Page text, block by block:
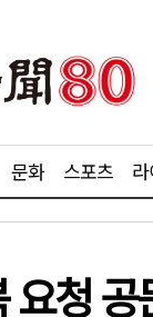
문화 스포츠
청